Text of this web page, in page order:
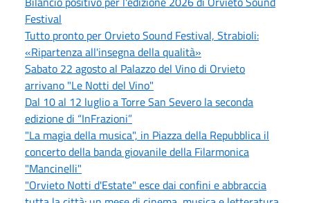
Festival
Tutto pronto per Orvieto Sound Festival, Strabioli:
«Ripartenza all'insegna della qualità»
Sabato 22 agosto al Palazzo del Vino di Orvieto
arrivano "Le Notti del Vino"
Dal 10 al 12 luglio a Torre San Severo la seconda
edizione di “InFrazioni”
"La magia della musica", in Piazza della Repubblica il
concerto della banda giovanile della Filarmonica
"Mancinelli"
"Orvieto Notti d'Estate" esce dai confini e abbraccia